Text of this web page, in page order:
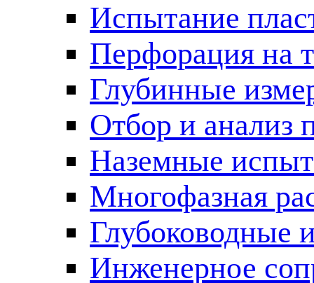
Испытание
Перфорация на
Глубинные
Отбор и анализ
Наземные
Многофазная
Глубоководные
Инженерное